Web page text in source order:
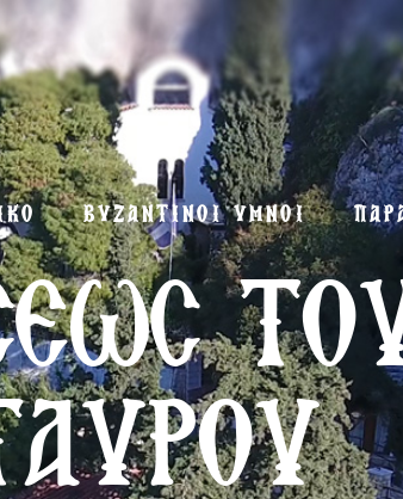
ΒΥΖΑΝΤΙΝΟΙ ΥΜΝΟΙ